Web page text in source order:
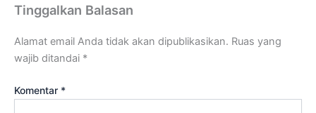
Tinggalkan Balasan
Alamat email Anda tidak akan dipublikasikan. Ruas yang
wajib ditandai *
Komentar *